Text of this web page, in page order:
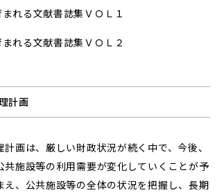
れる文献書誌集ＶＯＬ１
れる文献書誌集ＶＯＬ２
計画
画は、厳しい財政状況が続く中で、今後、
共施設等の利用需要が変化していくことが予
え、公共施設等の全体の状況を把握し、長期